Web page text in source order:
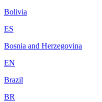
Bolivia
ES
Bosnia and Herzegovina
EN
Brazil
BR